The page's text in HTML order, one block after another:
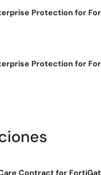
Protection for
Protection for
Contract for